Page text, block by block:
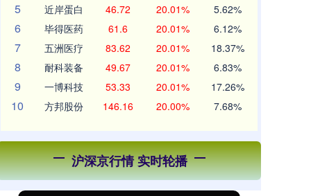
5 近岸蛋白 46.72 20.01% 5.62%
6 毕得医药 61.6 20.01% 6.12%
7 五洲医疗 83.62 20.01% 18.37%
8 耐科装备 49.67 20.01% 6.83%
9 一博科技 53.33 20.01% 17.26%
10 方邦股份 146.16 20.00% 7.68%
沪深京行情 实时轮播